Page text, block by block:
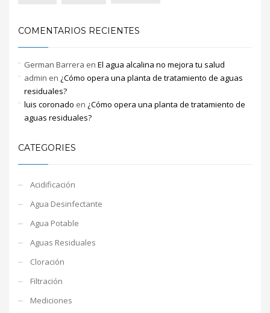
COMENTARIOS RECIENTES
German Barrera en El agua alcalina no mejora tu salud
admin en ¿Cómo opera una planta de tratamiento de aguas
residuales?
luis coronado en ¿Cómo opera una planta de tratamiento de
aguas residuales?
CATEGORIES
Acidificación
Agua Desinfectante
Agua Potable
Aguas Residuales
Cloración
Filtración
Mediciones